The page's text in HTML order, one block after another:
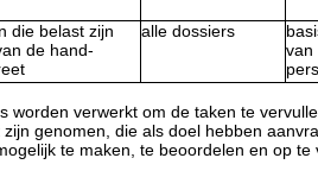
die belast zijn
de hand-
alle dossiers
van
worden verwerkt om de taken te
genomen, die als doel hebben
te maken, te beoordelen en op